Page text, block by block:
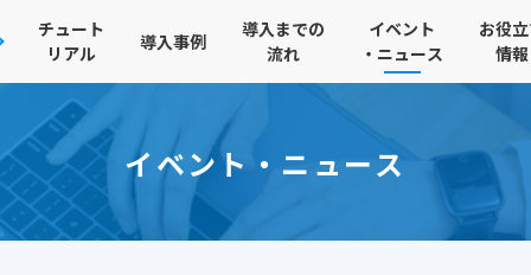
チュート
リアル
導入事例
導入までの
流れ
イベント
・ニュース
お役
情報
イベント・ニュース